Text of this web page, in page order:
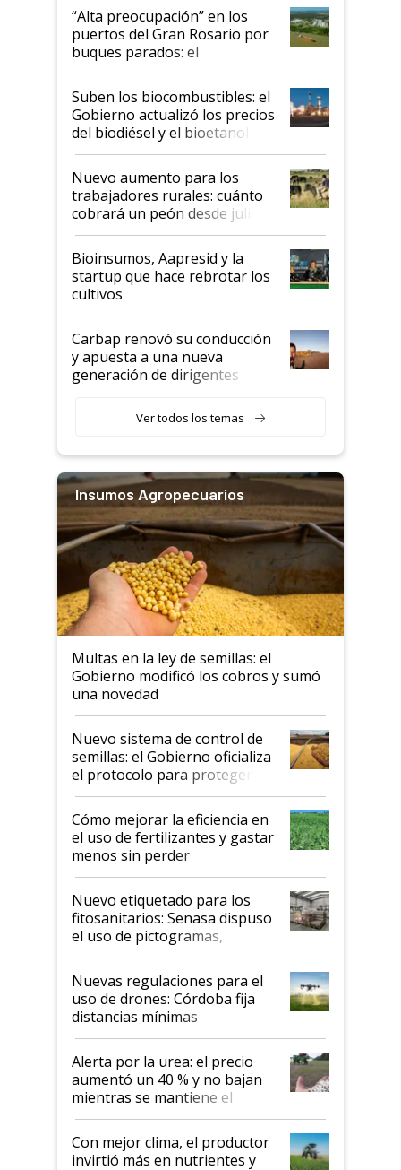
“Alta preocupación” en los
puertos del Gran Rosario por
buques parados: el
funcionamiento de las
exportadoras en tensión tras
la medida de fuerza de los
prácticos
Suben los biocombustibles: el
Gobierno actualizó los precios
del biodiésel y el bioetanol
Nuevo aumento para los
trabajadores rurales: cuánto
cobrará un peón desde julio
Bioinsumos, Aapresid y la
startup que hace rebrotar los
cultivos
Carbap renovó su conducción
y apuesta a una nueva
generación de dirigentes
Ver todos los temas
Insumos Agropecuarios
Multas en la ley de semillas: el
Gobierno modificó los cobros y sumó
una novedad
Nuevo sistema de control de
semillas: el Gobierno oficializa
el protocolo para proteger la
propiedad intelectual
Cómo mejorar la eficiencia en
el uso de fertilizantes y gastar
menos sin perder
productividad en la campaña
fina
Nuevo etiquetado para los
fitosanitarios: Senasa dispuso
el uso de pictogramas,
palabras de advertencia e
indicaciones
Nuevas regulaciones para el
uso de drones: Córdoba fija
distancias mínimas
Alerta por la urea: el precio
aumentó un 40 % y no bajan
mientras se mantiene el
conflicto en Medio Oriente
Con mejor clima, el productor
invirtió más en nutrientes y